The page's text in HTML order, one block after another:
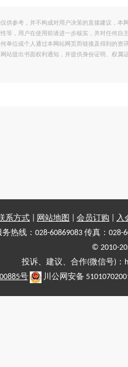
供参考，并不构成对用户决策的直接建议，
等，用户在使用前请进一步核实，并对任何
单位或个人通过本网站网页而链接及得到的
站提出书面权利通知，并提供身份证明、权
系方式 网站地图 会员订购
入
务热线：028-60869083 传真：028-
© 2010-
投诉、建议、合作(微信号)
号
川公网安备